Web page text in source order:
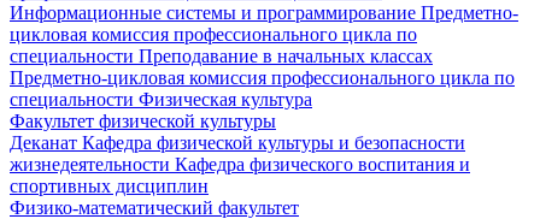
Информационные системы и программирование Предметно-
цикловая комиссия профессионального цикла по
специальности Преподавание в начальных классах
Предметно-цикловая комиссия профессионального цикла по
специальности Физическая культура
Факультет физической культуры
Деканат Кафедра физической культуры и безопасности
жизнедеятельности Кафедра физического воспитания и
спортивных дисциплин
Физико-математический факультет